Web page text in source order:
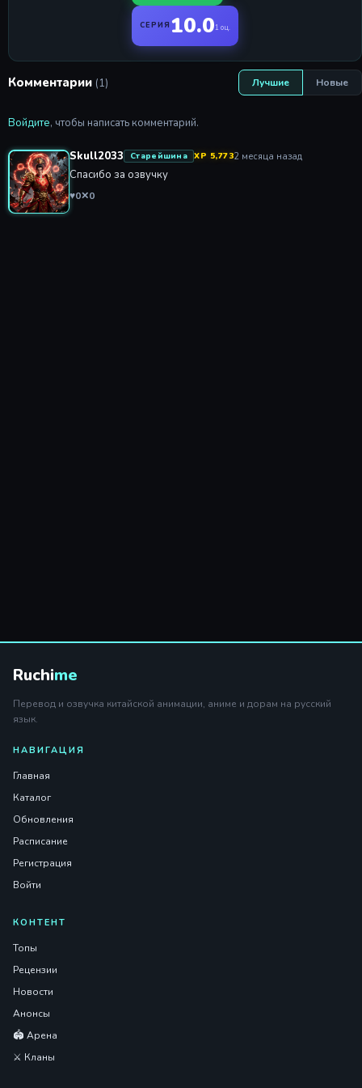
СЕРИЯ 10.01 оц.
Комментарии (1) Лучшие Новые
Войдите, чтобы написать комментарий.
Skull2033 Старейшина XP 5,7732 месяца назад
Спасибо за озвучку
♥0✕0
Ruchime
Перевод и озвучка китайской анимации, аниме и дорам на русский
язык.
НАВИГАЦИЯ
Главная
Каталог
Обновления
Расписание
Регистрация
Войти
КОНТЕНТ
Топы
Рецензии
Новости
Анонсы
🏟️ Арена
⚔️ Кланы